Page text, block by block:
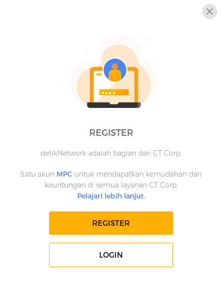
REGISTER
detikNetwork adalah bagian dari CT Corp.
Satu akun MPC untuk mendapatkan kemudahan dan
keuntungan di semua layanan CT Corp.
Pelajari lebih lanjut.
REGISTER
LOGIN